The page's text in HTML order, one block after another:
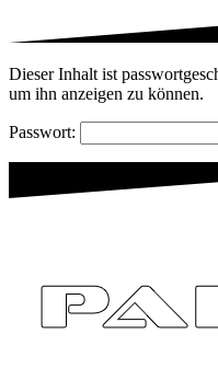
Dieser Inhalt ist
um ihn anzeigen zu können.
Passwort: